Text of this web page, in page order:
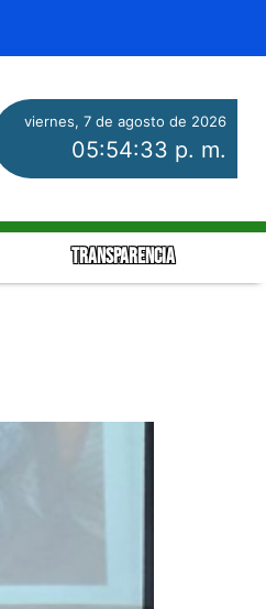
viernes, 7 de agosto de 2026
05:54:34 p. m.
TRANSPARENCIA